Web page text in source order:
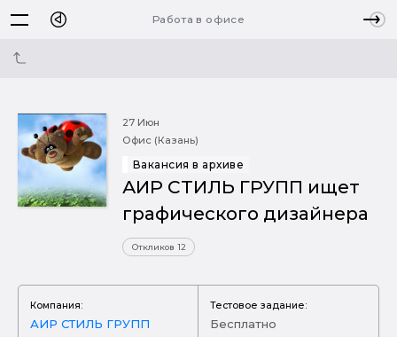
Работа в офисе
27 Июн
Офис (Казань)
Вакансия в архиве
АИР СТИЛЬ ГРУПП ищет
графического дизайнера
Откликов 12
Компания:
АИР СТИЛЬ ГРУПП
Тестовое задание:
Бесплатно